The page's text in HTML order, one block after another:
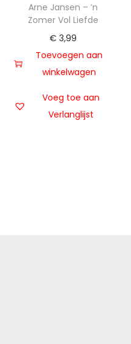
Arne Jansen – ’n
Zomer Vol Liefde
€ 3,99
Toevoegen aan
winkelwagen
Voeg toe aan
Verlanglijst